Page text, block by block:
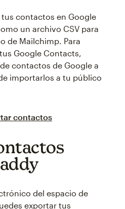
contactos en Google
un archivo CSV para
de Mailchimp. Para
Google Contacts,
contactos de Google a
importarlos a tu público
contactos
del espacio de
exportar tus